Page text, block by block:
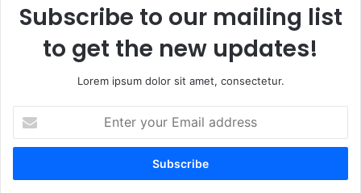
Subscribe to our mailing list
to get the new updates!
Lorem ipsum dolor sit amet, consectetur.
your
Email